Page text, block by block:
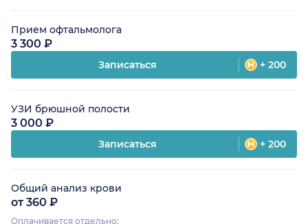
Прием офтальмолога
3 300 ₽
Записаться + 200
УЗИ брюшной полости
3 000 ₽
Записаться + 200
Общий анализ крови
от 360 ₽
Оплачивается отдельно: